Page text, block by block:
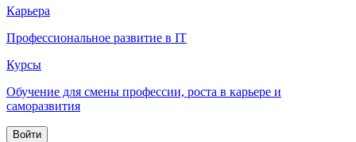
Карьера
Профессиональное развитие в IT
Курсы
Обучение для смены профессии, роста в карьере и
саморазвития
Войти